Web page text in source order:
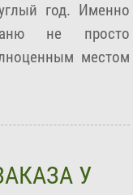
год. Именно
не просто
местом
У